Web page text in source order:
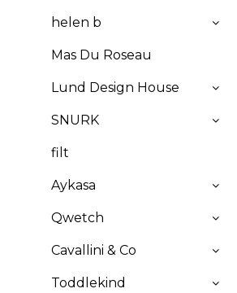
helen b
Mas Du Roseau
Lund Design House
SNURK
filt
Aykasa
Qwetch
Cavallini & Co
Toddlekind